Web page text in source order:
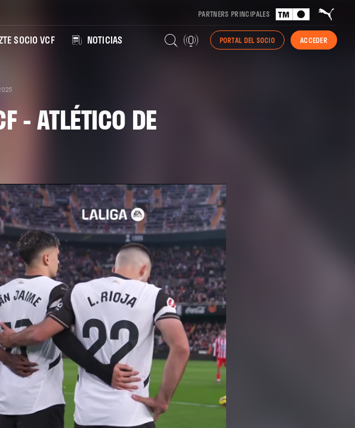
PARTNERS PRINCIPALES
SOCIO VCF NOTICIAS PORTAL DEL SOCIO ACCEDER
- ATLÉTICO DE